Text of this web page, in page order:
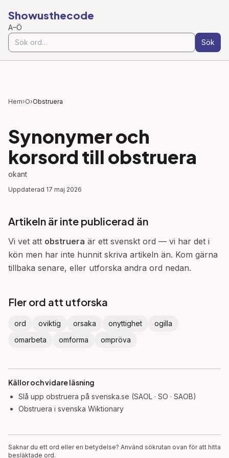
Showusthecode
A–Ö
Sök
Hem›O›Obstruera
Synonymer och
korsord till obstruera
okant
Uppdaterad 17 maj 2026
Artikeln är inte publicerad än
Vi vet att obstruera är ett svenskt ord — vi har det i
kön men har inte hunnit skriva artikeln än. Kom gärna
tillbaka senare, eller utforska andra ord nedan.
Fler ord att utforska
ord oviktig orsaka onyttighet
ogilla
omarbeta
omforma ompröva
Källor och vidare läsning
Slå upp obstruera på svenska.se (SAOL · SO · SAOB)
Obstruera i svenska Wiktionary
Saknar du ett ord eller en betydelse? Använd sökrutan ovan för att hitta
besläktade ord.